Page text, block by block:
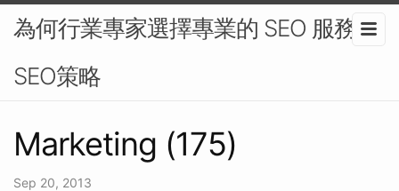
為何行業專家選擇專業的 SEO 服務 -
SEO策略
Marketing (175)
Sep 20, 2013